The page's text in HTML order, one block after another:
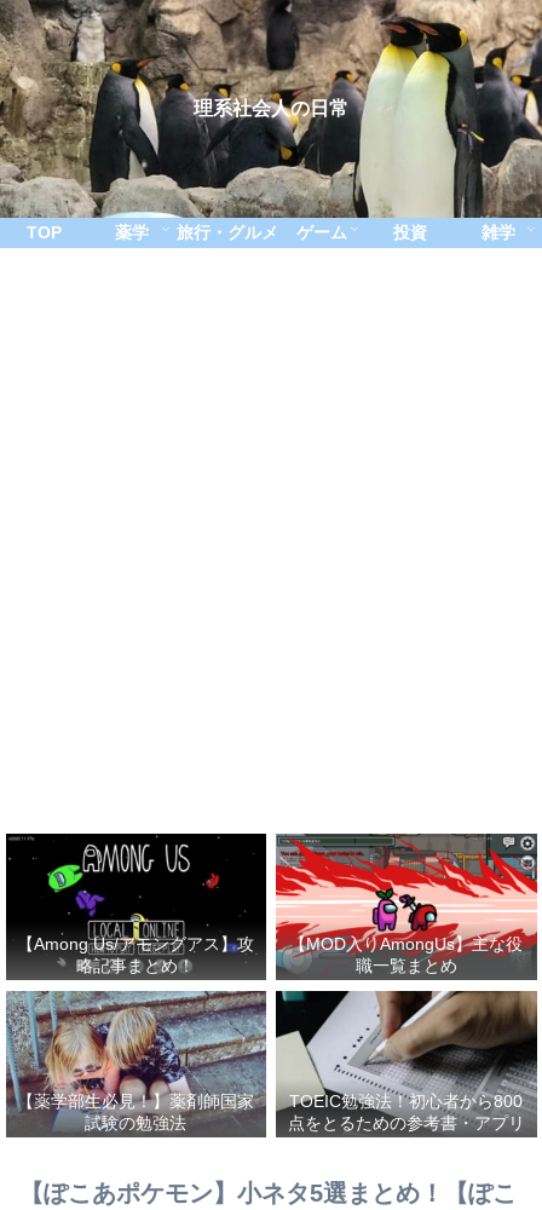
理系社会人の日常
TOP 薬学 旅行・グルメ ゲーム 投資 雑学
【Among Us/アモングアス】攻
略記事まとめ！
【MOD入りAmongUs】主な役
職一覧まとめ
【薬学部生必見！】薬剤師国家
試験の勉強法
TOEIC勉強法！初心者から800
点をとるための参考書・アプリ
を紹介！
【ぽこあポケモン】小ネタ5選まとめ！【ぽこ